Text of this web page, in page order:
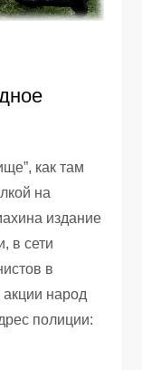
как там
на
издание
в сети
в
народ
полиции: